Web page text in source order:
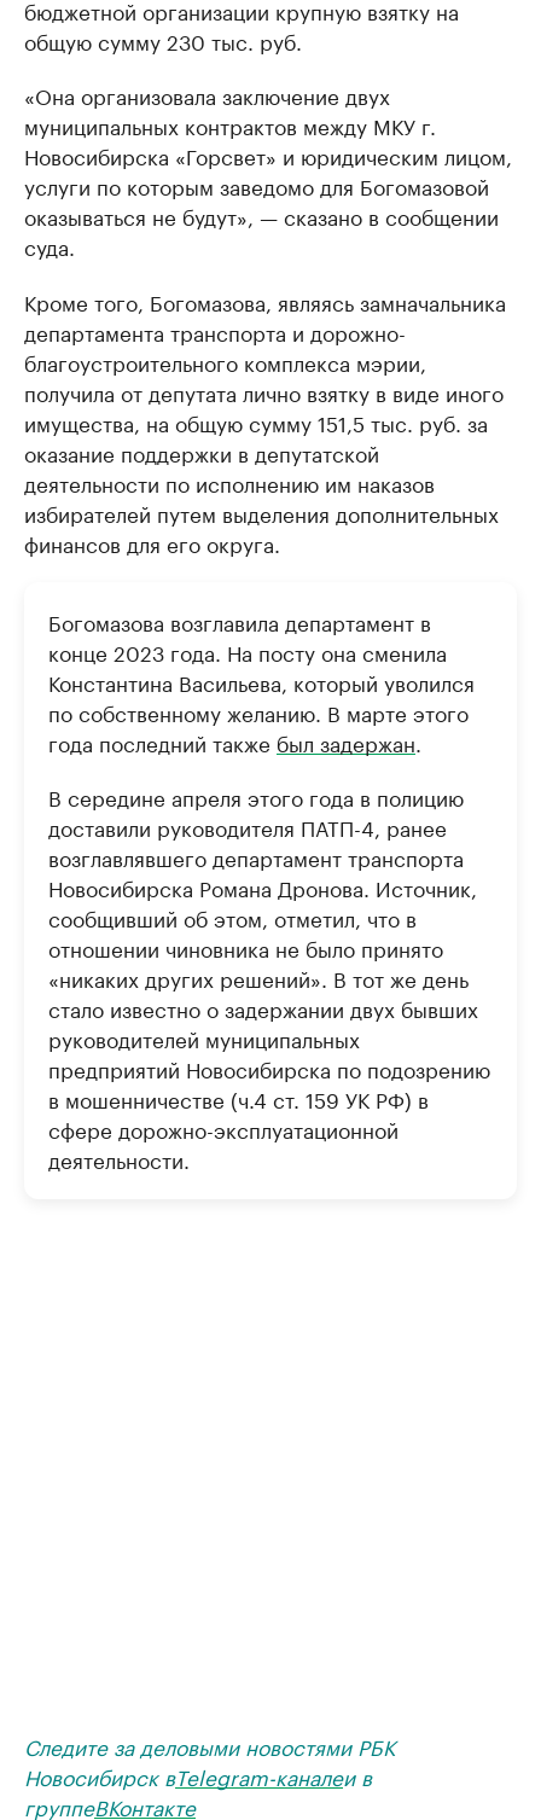
бюджетной организации крупную взятку на
общую сумму 230 тыс. руб.
«Она организовала заключение двух
муниципальных контрактов между МКУ г.
Новосибирска «Горсвет» и юридическим лицом,
услуги по которым заведомо для Богомазовой
оказываться не будут», — сказано в сообщении
суда.
Кроме того, Богомазова, являясь замначальника
департамента транспорта и дорожно-
благоустроительного комплекса мэрии,
получила от депутата лично взятку в виде иного
имущества, на общую сумму 151,5 тыс. руб. за
оказание поддержки в депутатской
деятельности по исполнению им наказов
избирателей путем выделения дополнительных
финансов для его округа.
Богомазова возглавила департамент в
конце 2023 года. На посту она сменила
Константина Васильева, который уволился
по собственному желанию. В марте этого
года последний также был задержан
В середине апреля этого года в полицию
доставили руководителя ПАТП-4, ранее
возглавлявшего департамент транспорта
Новосибирска Романа Дронова. Источник,
сообщивший об этом, отметил, что в
отношении чиновника не было принято
«никаких других решений». В тот же день
стало известно о задержании двух бывших
руководителей муниципальных
предприятий Новосибирска по подозрению
в мошенничестве (ч.4 ст. 159 УК РФ) в
сфере дорожно-эксплуатационной
деятельности.
Следите за деловыми новостями РБК
Новосибирск вTelegram-каналеи в
группеВКонтакте